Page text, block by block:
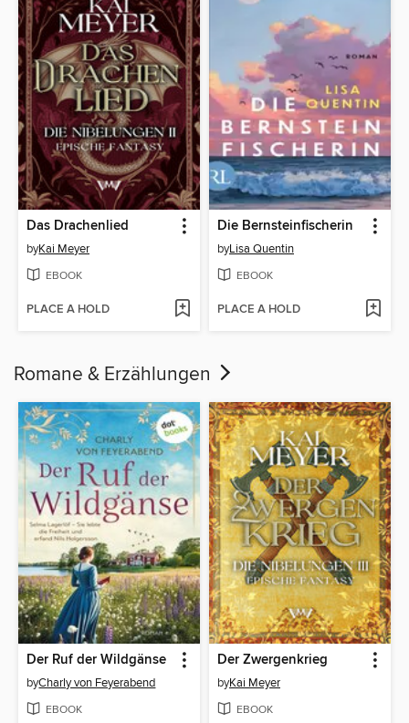
Das Drachenlied
byKai Meyer
EBOOK
PLACE A HOLD
Die Bernsteinfischerin
byLisa Quentin
EBOOK
PLACE A HOLD
Romane & Erzählungen
Der Ruf der Wildgänse
byCharly von Feyerabend
EBOOK
Der Zwergenkrieg
byKai Meyer
EBOOK